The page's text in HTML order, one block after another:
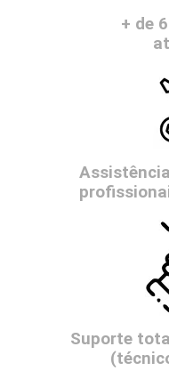
+ de
Suporte